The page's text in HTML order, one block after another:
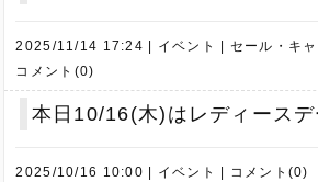
2025/11/14 17:24 イベント
セール・キ
コメント(0)
本日10/16(木)はレディース
2025/10/16 10:00 イベント コメント(0)